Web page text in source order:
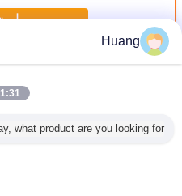
أكثرالجمعية كابل التعميم موصل
Huang
1:31 AM
what product are you looking for?